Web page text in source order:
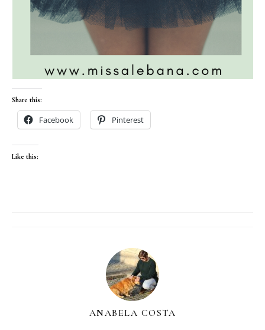
Share this:
Facebook Pinterest
Like this:
ANABELA COSTA